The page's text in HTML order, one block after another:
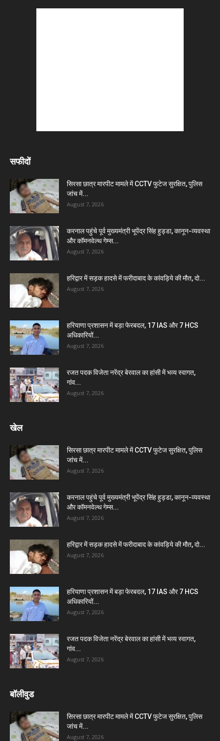
सफीदों
सिरसा छात्र मारपीट मामले में CCTV फुटेज सुरक्षित, पुलिस
जांच में...
August 7, 2026
करनाल पहुंचे पूर्व मुख्यमंत्री भूपेंद्र सिंह हुड्डा, कानून-व्यवस्था
और कॉमनवेल्थ गेम्स...
August 7, 2026
हरिद्वार में सड़क हादसे में फरीदाबाद के कांवड़िये की मौत, दो...
August 7, 2026
हरियाणा प्रशासन में बड़ा फेरबदल, 17 IAS और 7 HCS
अधिकारियों...
August 7, 2026
रजत पदक विजेता नरेंद्र बेरवाल का हांसी में भव्य स्वागत,
गांव...
August 7, 2026
खेल
सिरसा छात्र मारपीट मामले में CCTV फुटेज सुरक्षित, पुलिस
जांच में...
August 7, 2026
करनाल पहुंचे पूर्व मुख्यमंत्री भूपेंद्र सिंह हुड्डा, कानून-व्यवस्था
और कॉमनवेल्थ गेम्स...
August 7, 2026
हरिद्वार में सड़क हादसे में फरीदाबाद के कांवड़िये की मौत, दो...
August 7, 2026
हरियाणा प्रशासन में बड़ा फेरबदल, 17 IAS और 7 HCS
अधिकारियों...
August 7, 2026
रजत पदक विजेता नरेंद्र बेरवाल का हांसी में भव्य स्वागत,
गांव...
August 7, 2026
बॉलीवुड
सिरसा छात्र मारपीट मामले में CCTV फुटेज सुरक्षित, पुलिस
जांच में...
August 7, 2026